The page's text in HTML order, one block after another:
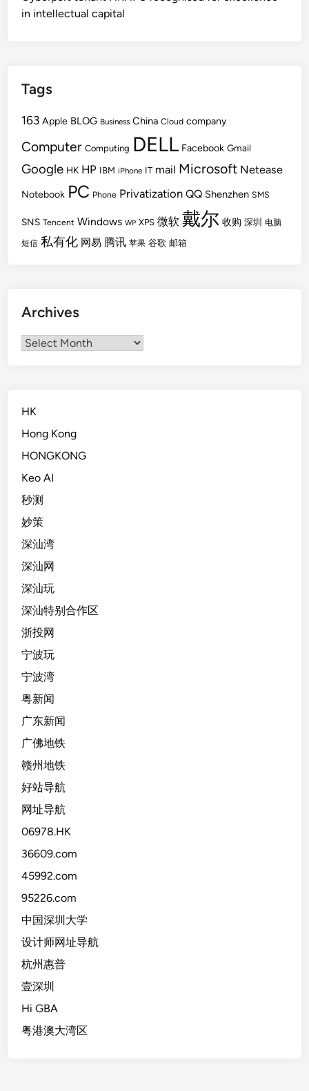
in intellectual capital
Tags
163 Apple BLOG Business China Cloud company
Computer Computing DELL Facebook Gmail
Google HK HP IBM iPhone IT mail Microsoft Netease
Notebook PC Phone Privatization QQ Shenzhen SMS
SNS Tencent Windows WP XPS 微软 戴尔 收购 深圳 电脑
短信 私有化 网易 腾讯 苹果 谷歌 邮箱
Archives
Archives
HK
Hong Kong
HONGKONG
Keo AI
秒测
妙策
深汕湾
深汕网
深汕玩
深汕特别合作区
浙投网
宁波玩
宁波湾
粤新闻
广东新闻
广佛地铁
赣州地铁
好站导航
网址导航
06978.HK
36609.com
45992.com
95226.com
中国深圳大学
设计师网址导航
杭州惠普
壹深圳
Hi GBA
粤港澳大湾区